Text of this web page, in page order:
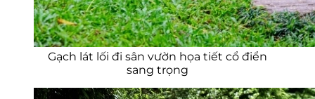
Gạch lát lối đi sân vườn họa tiết cổ điển
sang trọng